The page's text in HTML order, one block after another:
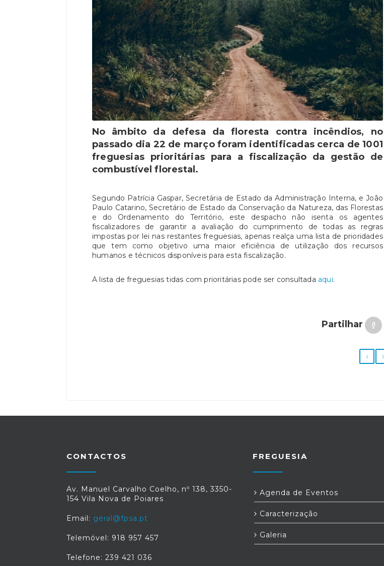
No âmbito da defesa da floresta contra incêndios, no
passado dia 22 de março foram identificadas cerca de 1001
freguesias prioritárias para a fiscalização da gestão de
combustível florestal.
Segundo Patrícia Gaspar, Secretária de Estado da Administração Interna, e João
Paulo Catarino, Secretário de Estado da Conservação da Natureza, das Florestas
e do Ordenamento do Território, este despacho não isenta os agentes
fiscalizadores de garantir a avaliação do cumprimento de todas as regras
impostas por lei nas restantes freguesias, apenas realça uma lista de prioridades
que tem como objetivo uma maior eficiência de utilização dos recursos
humanos e técnicos disponíveis para esta fiscalização.
A lista de freguesias tidas com prioritárias pode ser consultada aqui.
Partilhar
CONTACTOS
Av. Manuel Carvalho Coelho, nº 138, 3350-
154 Vila Nova de Poiares
Email: geral@fpsa.pt
Telemóvel: 918 957 457
Telefone: 239 421 036
FREGUESIA
Agenda de Eventos
Caracterização
Galeria